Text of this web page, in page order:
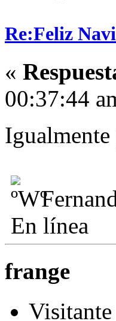
Re:Feliz
«
00:37:44
Igualmente
En línea
frange
Visitante